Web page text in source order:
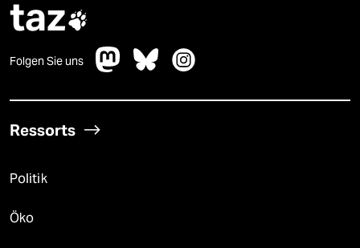
taz
Folgen Sie uns
Ressorts
Politik
Öko